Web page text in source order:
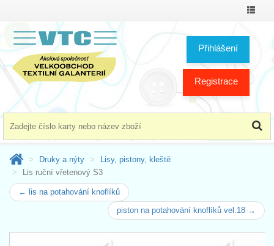
Přihlášení
Registrace
Druky a nýty
Lisy, pistony, kleště
Lis ruční vřetenový S3
← lis na potahování knoflíků
piston na potahování knoflíků vel.18 →